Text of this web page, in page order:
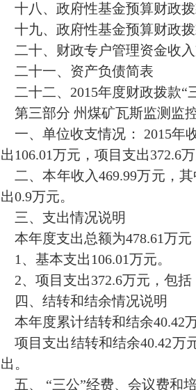
十八、政府性基金预算财政
十九、政府性基金预算财政
二十、财政专户管理资金收
二十一、资产负债简表
二十二、2015年度财政拨款“
第三部分 州煤矿瓦斯监测监
一、单位收支情况： 2015年
106.01万元，项目支出372.6
二、本年收入469.99万元，
0.9万元。
三、支出情况说明
本年度支出总额为478.61万元
1、基本支出106.01万元。
2、项目支出372.6万元，包
四、结转和结余情况说明
本年度累计结转和结余40.42
项目支出结转和结余40.42万
。
五、 “三公”经费、会议费和